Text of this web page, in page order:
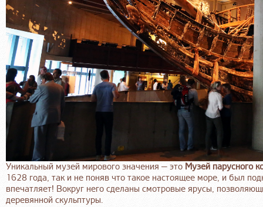
Уникальный музей мирового значения — это Музей парусного
1628 года, так и не поняв что такое настоящее море, и был
впечатляет! Вокруг него сделаны смотровые ярусы,
деревянной скульптуры.